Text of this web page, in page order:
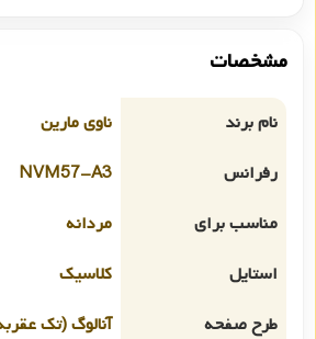
مشخصات
نام برند
ناوی مارین
رفرانس
NVM57-A3
مناسب برای
مردانه
استایل
کلاسیک
طرح صفحه
آنالوگ (تک